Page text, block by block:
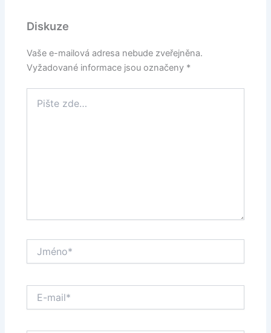
Diskuze
Vaše e-mailová adresa nebude zveřejněna.
Vyžadované informace jsou označeny *
zde…
mail*